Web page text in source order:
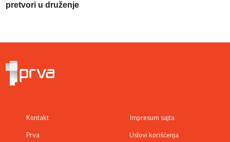
pretvori u druženje
Kontakt
Prva
Impresum sajta
Uslovi korišćenja